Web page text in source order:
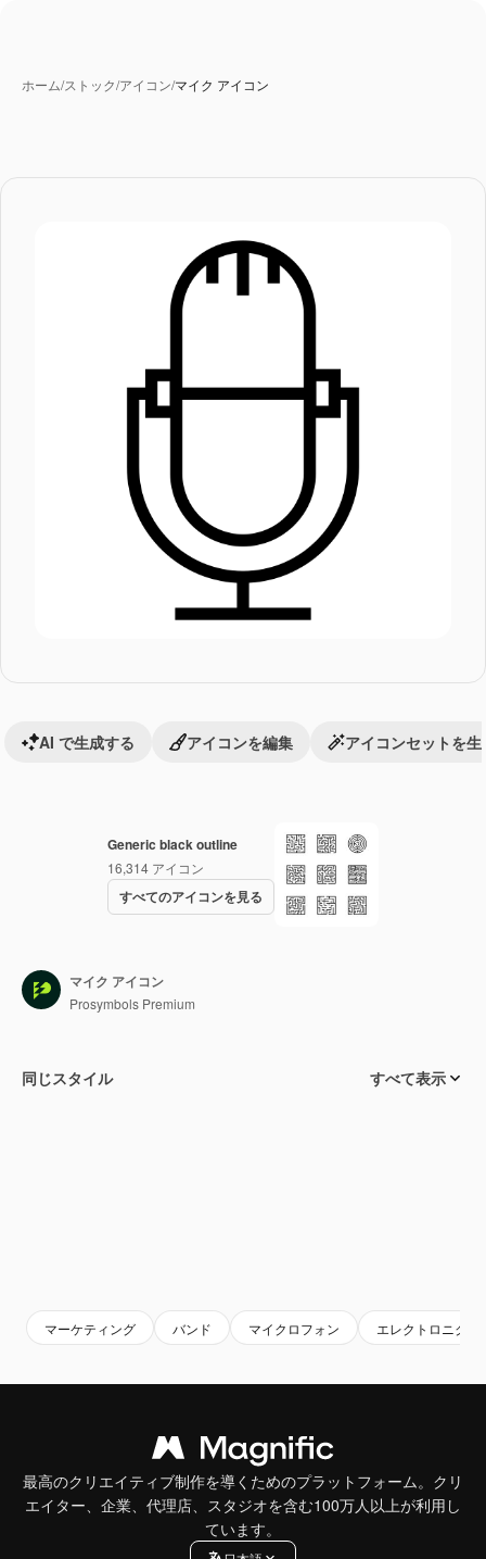
ホーム/ストック/アイコン/マイク アイコン
Generic black outline
16,314 アイコン
すべてのアイコンを見る
AI で生成する アイコンを編集 アイコンセットを生
マイク アイコン
Prosymbols Premium
同じスタイル すべて表示
マーケティング バンド マイクロフォン エレクトロニクス
最高のクリエイティブ制作を導くためのプラットフォーム。クリ
エイター、企業、代理店、スタジオを含む100万人以上が利用し
ています。